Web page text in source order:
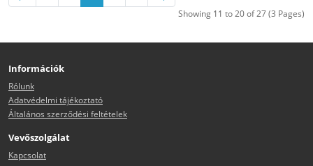
Showing 11 to 20 of 27 (3 Pages)
Információk
Rólunk
Adatvédelmi tájékoztató
Általános szerződési feltételek
Vevőszolgálat
Kapcsolat